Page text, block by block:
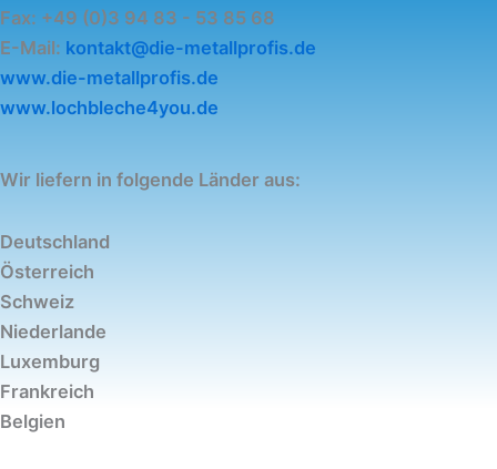
Fax: +49 (0)3 94 83 - 53 85 68
E-Mail: kontakt@die-metallprofis.de
www.die-metallprofis.de
www.lochbleche4you.de
Wir liefern in folgende Länder aus:
Deutschland
Österreich
Schweiz
Niederlande
Luxemburg
Frankreich
Belgien